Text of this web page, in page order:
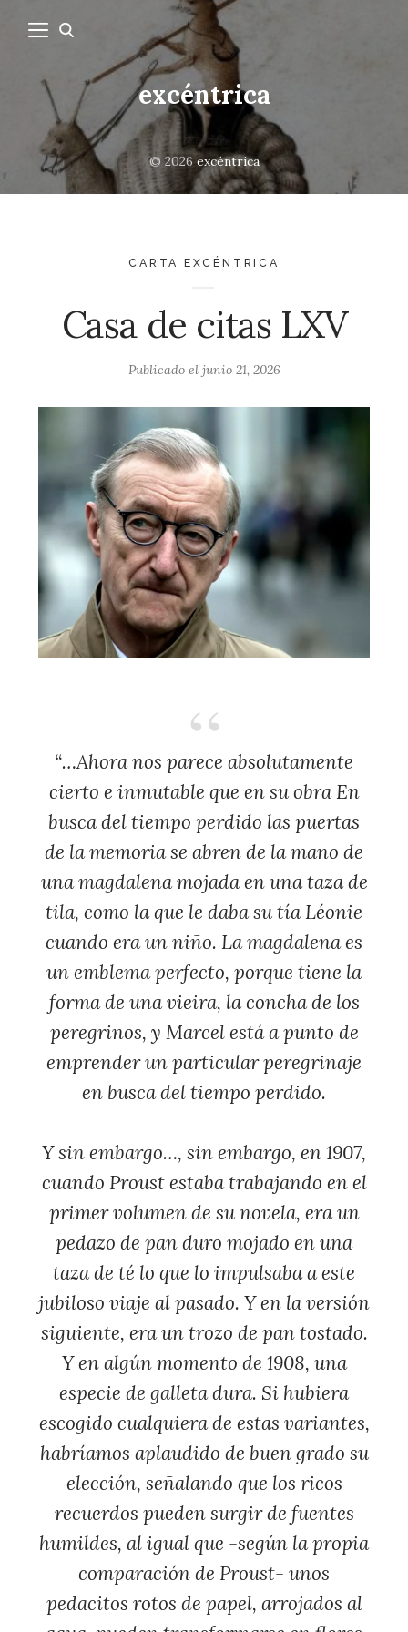
excéntrica
© 2026excéntrica
CARTA EXCÉNTRICA
Casa de citas LXV
Publicado el junio 21, 2026
“…Ahora nos parece absolutamente
cierto e inmutable que en su obraEn
busca del tiempo perdido las puertas
de la memoria se abren de la mano de
una magdalena mojada en una taza de
tila, como la que le daba su tía Léonie
cuando era un niño. La magdalena es
un emblema perfecto, porque tiene la
forma de una vieira, la concha de los
peregrinos, y Marcel está a punto de
emprender un particular peregrinaje
en busca del tiempo perdido.
Y sin embargo…, sin embargo, en 1907,
cuando Proust estaba trabajando en el
primer volumen de su novela, era un
pedazo de pan duro mojado en una
taza de té lo que lo impulsaba a este
jubiloso viaje al pasado. Y en la versión
siguiente, era un trozo de pan tostado.
Y en algún momento de 1908, una
especie de galleta dura. Si hubiera
escogido cualquiera de estas variantes,
habríamos aplaudido de buen grado su
elección, señalando que los ricos
recuerdos pueden surgir de fuentes
humildes, al igual que -según la propia
comparación de Proust- unos
pedacitos rotos de papel, arrojados al